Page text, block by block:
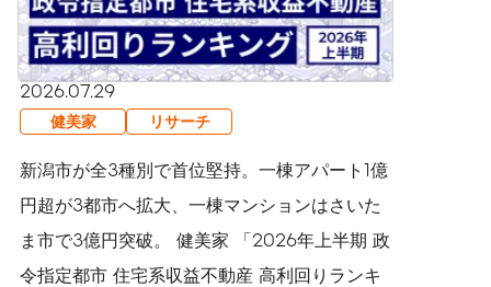
2026.07.29
健美家 リサーチ
新潟市が全3種別で首位堅持。一棟アパート1億
円超が3都市へ拡大、一棟マンションはさいた
ま市で3億円突破。 健美家 「2026年上半期 政
令指定都市 住宅系収益不動産 高利回りランキ